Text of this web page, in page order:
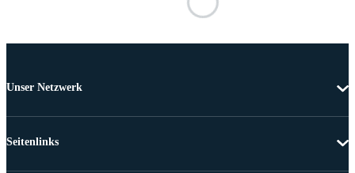
Unser Netzwerk
Seitenlinks